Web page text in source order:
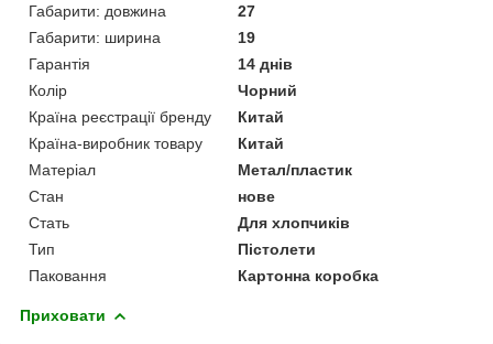
Габарити: довжина
27
Габарити: ширина
19
Гарантія
14 днів
Колір
Чорний
Країна реєстрації бренду
Китай
Країна-виробник товару
Китай
Матеріал
Метал/пластик
Стан
нове
Стать
Для хлопчиків
Тип
Пістолети
Паковання
Картонна коробка
Приховати